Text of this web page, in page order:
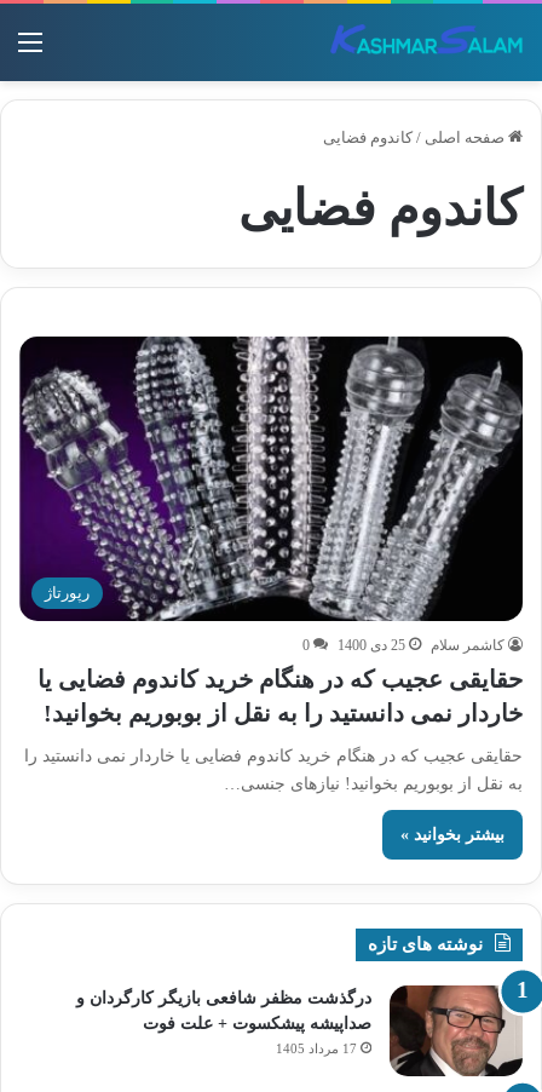
صفحه اصلی / کاندوم فضایی
کاندوم فضایی
رپورتاژ
کاشمر سلام 25 دی 1400 0
حقایقی عجیب که در هنگام خرید کاندوم فضایی یا
خاردار نمی دانستید را به نقل از بوبوریم بخوانید!
حقایقی عجیب که در هنگام خرید کاندوم فضایی یا خاردار نمی دانستید را
به نقل از بوبوریم بخوانید! نیازهای جنسی…
بیشتر بخوانید »
نوشته های تازه
درگذشت مظفر شافعی بازیگر کارگردان و
صداپیشه پیشکسوت + علت فوت
17 مرداد 1405